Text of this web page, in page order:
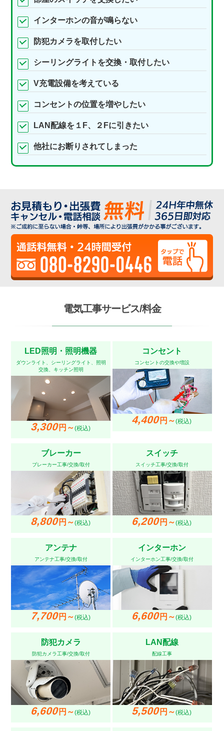
インターホンの音が鳴らない
防犯カメラを取付したい
シーリングライトを交換・取付したい
V充電設備を考えている
コンセントの位置を増やしたい
LAN配線を１F、２Fに引きたい
他社にお断りされてしまった
電気工事サービス/料金
LED照明・照明機器
ダウンライト、シーリングライト、照明
交換、キッチン照明
3,300円～(税込)
コンセント
コンセントの交換や増設
4,400円～(税込)
ブレーカー
ブレーカー工事/交換/取付
8,800円～(税込)
スイッチ
スイッチ工事/交換/取付
6,200円～(税込)
アンテナ
アンテナ工事/交換/取付
7,700円～(税込)
インターホン
インターホン工事/交換/取付
6,600円～(税込)
防犯カメラ
防犯カメラ工事/交換/取付
6,600円～(税込)
LAN配線
配線工事
5,500円～(税込)